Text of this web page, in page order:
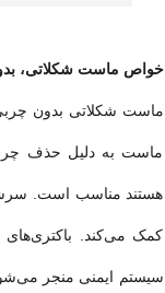
خواص ماست شکلاتی،
ماست شکلاتی بدون
ماست به دلیل حذف
هستند مناسب است.
کمک می‌کند.
سیستم ایمنی منجر